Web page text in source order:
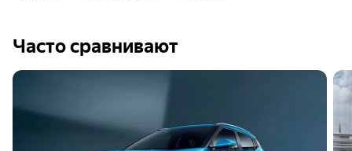
Часто сравнивают